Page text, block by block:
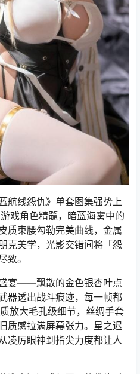
航线怨仇》单套图集强势上
戏角色精髓，暗蓝海雾中的
质束腰勾勒完美曲线，金属
克美学，光影交错间将「怨
致。
宴——飘散的金色银杏叶点
器透出战斗痕迹，每一帧都
放大毛孔级细节，丝绸手套
质感拉满屏幕张力。星之迟
凌厉眼神到指尖力度都让人